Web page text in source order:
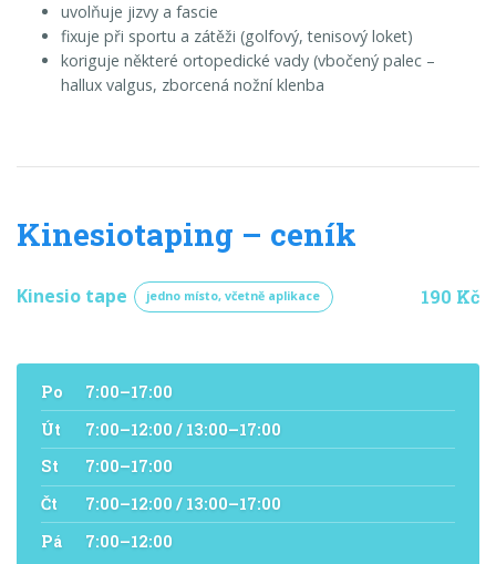
uvolňuje jizvy a fascie
fixuje při sportu a zátěži (golfový, tenisový loket)
koriguje některé ortopedické vady (vbočený palec –
hallux valgus, zborcená nožní klenba
Kinesiotaping – ceník
Kinesio tape jedno místo, včetně aplikace 190 Kč
Po
7:00–17:00
Út
7:00–12:00 / 13:00–17:00
St
7:00–17:00
Čt
7:00–12:00 / 13:00–17:00
Pá
7:00–12:00